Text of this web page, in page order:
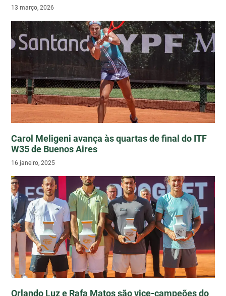
13 março, 2026
Carol Meligeni avança às quartas de final do ITF
W35 de Buenos Aires
16 janeiro, 2025
Orlando Luz e Rafa Matos são vice-campeões do